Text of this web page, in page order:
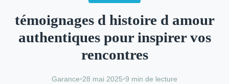
témoignages d histoire d amour
authentiques pour inspirer vos
rencontres
Garance•28 mai 2025•9 min de lecture